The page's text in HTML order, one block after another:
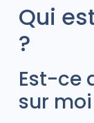
Qui
?
Est-ce
sur moi